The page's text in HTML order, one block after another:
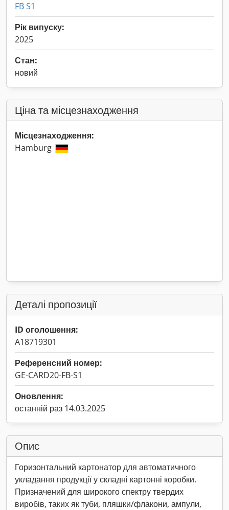
FB S1
Рік випуску:
2025
Стан:
новий
Ціна та місцезнаходження
Місцезнаходження:
Hamburg
Деталі пропозиції
ID оголошення:
A18719301
Референсний номер:
GE-CARD20-FB-S1
Оновлення:
останній раз 14.03.2025
Опис
Горизонтальний картонатор для автоматичного
укладання продукції у складні картонні коробки.
Призначений для широкого спектру твердих
виробів, таких як туби, пляшки/флакони, ампули,